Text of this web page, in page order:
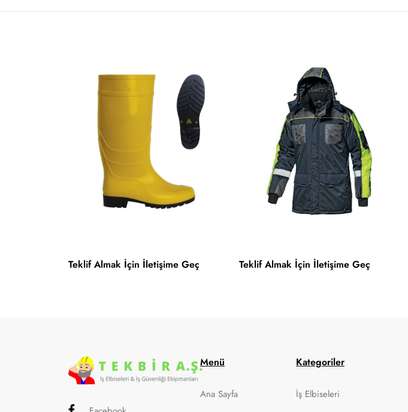
Teklif Almak İçin İletişime Geç Teklif Almak İçin İletişime Geç
Menü
Ana Sayfa
Kategoriler
İş Elbiseleri